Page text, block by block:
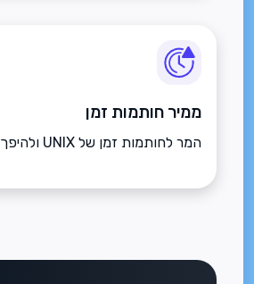
ממיר חותמות זמן
המר לחותמות זמן של UNIX ולהיפך.